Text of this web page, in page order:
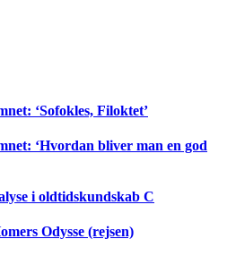
‘Sofokles, Filoktet’
‘Hvordan bliver man en god
i oldtidskundskab C
Odysse (rejsen)